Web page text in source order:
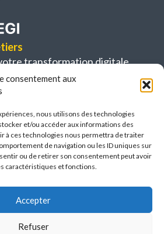
consentement aux
nous utilisons des technologies
et/ou accéder aux informations des
à ces technologies nous permettra de traiter
de navigation ou les ID uniques sur
ou de retirer son consentement peut avoir
caractéristiques et fonctions.
Accepter
Refuser
transformation digitale